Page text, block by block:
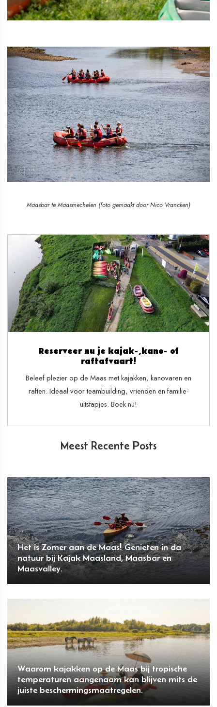
Maasbar te Maasmechelen (foto gemaakt door Nico Vrancken)
Reserveer nu je kajak-,kano- of
raftafvaart!
Beleef plezier op de Maas met kajakken, kanovaren en
raften. Ideaal voor teambuilding, vrienden en familie-
uitstapjes. Boek nu!
Meest Recente Posts
Het is Zomer aan de Maas! Genieten in da
natuur bij Kajak Maasland, Maasbar en
Maasvalley.
Waarom kajakken op de Maas bij tropische
temperaturen aangenaam kan blijven mits de
juiste beschermingsmaatregelen.